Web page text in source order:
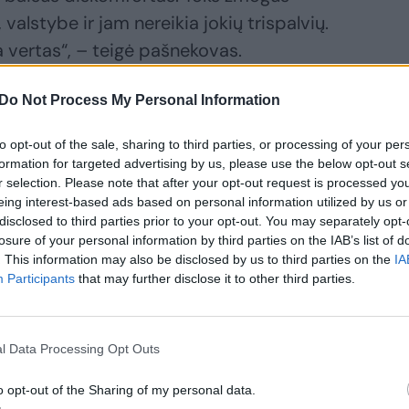
Do Not Process My Personal Information
opt-out of the sale, sharing to third parties, or processing of your
for targeted advertising by us, please use the below opt-out
selection. Please note that after your opt-out request is processed
interest-based ads based on personal information utilized by us
to third parties prior to your opt-out. You may separately
of your personal information by third parties on the IAB’s list of
This information may also be disclosed by us to third parties on the
Participants that may further disclose it to other third parties.
Data Processing Opt Outs
opt-out of the Sharing of my personal data.
ir jam nereikia jokių trispalvių.
– teigė pašnekovas.
ir NATO vėliavomis puoštas
skuba paaiškinti, kad viską
vienybę. Tai prezidento Valdo
atminimo ženklas skirtas Lietuvos